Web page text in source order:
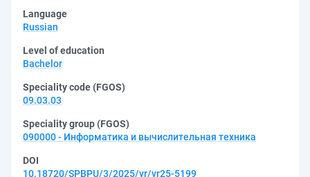
Language
Russian
Level of education
Bachelor
Speciality code (FGOS)
09.03.03
Speciality group (FGOS)
090000 - Информатика и вычислительная техника
DOI
10.18720/SPBPU/3/2025/vr/vr25-5199